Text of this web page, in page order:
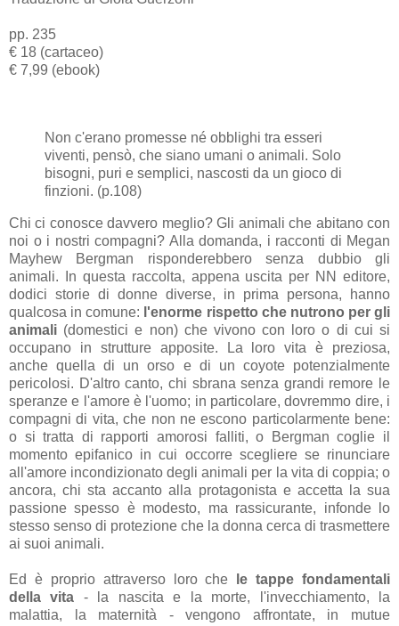
pp. 235
€ 18 (cartaceo)
€ 7,99 (ebook)
Non c'erano promesse né obblighi tra esseri
viventi, pensò, che siano umani o animali. Solo
bisogni, puri e semplici, nascosti da un gioco di
finzioni. (p.108)
Chi ci conosce davvero meglio? Gli animali che abitano con
noi o i nostri compagni? Alla domanda, i racconti di Megan
Mayhew Bergman risponderebbero senza dubbio gli
animali. In questa raccolta, appena uscita per NN editore,
dodici storie di donne diverse, in prima persona, hanno
qualcosa in comune: l'enorme rispetto che nutrono per gli
animali (domestici e non) che vivono con loro o di cui si
occupano in strutture apposite. La loro vita è preziosa,
anche quella di un orso e di un coyote potenzialmente
pericolosi. D'altro canto, chi sbrana senza grandi remore le
speranze e l'amore è l'uomo; in particolare, dovremmo dire, i
compagni di vita, che non ne escono particolarmente bene:
o si tratta di rapporti amorosi falliti, o Bergman coglie il
momento epifanico in cui occorre scegliere se rinunciare
all'amore incondizionato degli animali per la vita di coppia; o
ancora, chi sta accanto alla protagonista e accetta la sua
passione spesso è modesto, ma rassicurante, infonde lo
stesso senso di protezione che la donna cerca di trasmettere
ai suoi animali.
Ed è proprio attraverso loro che
le tappe fondamentali
della vita - la nascita e la morte, l'invecchiamento, la
malattia, la maternità - vengono affrontate, in mutue